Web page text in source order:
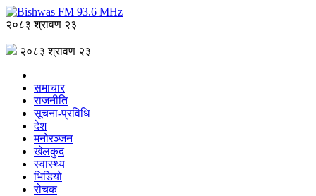
२०८३ श्रावण २३
२०८३ श्रावण २३
समाचार
राजनीति
सूचना-प्रविधि
देश
मनोरञ्जन
खेलकुद
स्वास्थ्य
भिडियो
रोचक